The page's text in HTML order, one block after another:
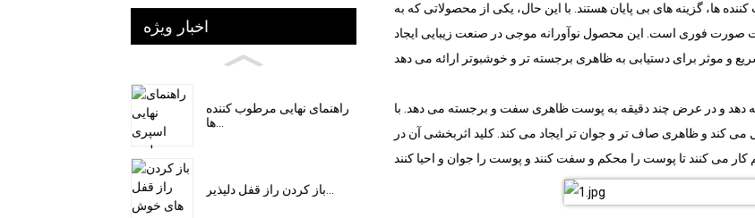
اخبار ویژه
راهنمای نهایی مرطوب کننده
ها، گزینه های بی پایان هستند. با این حال، یکی از محصولاتی که به
صورت فوری است. این محصول نوآورانه موجی در صنعت زیبایی ایجاد
دهد و در عرض چند دقیقه به پوست ظاهری سفت و برجسته می دهد. با
و ظاهری صاف تر و جوان تر ایجاد می کند. کلید اثربخشی آن در